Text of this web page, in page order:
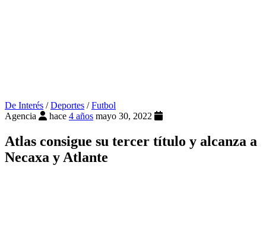
De Interés /Deportes /Futbol
Agencia
hace 4 años mayo 30, 2022
Atlas consigue su tercer título y alcanza a
Necaxa y Atlante